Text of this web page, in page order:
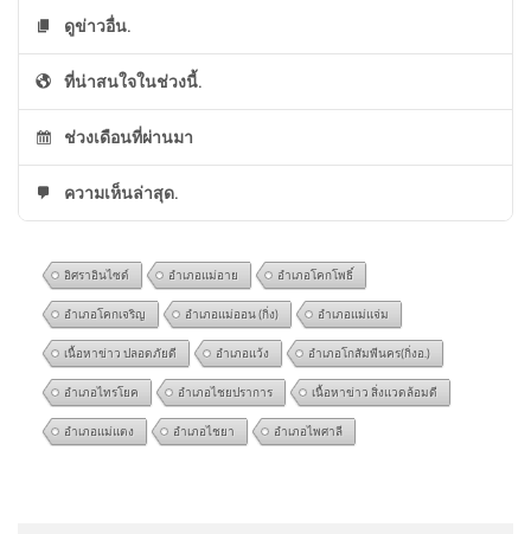
ดูข่าวอื่น.
ที่น่าสนใจในช่วงนี้.
ช่วงเดือนที่ผ่านมา
ความเห็นล่าสุด.
อิศราอินไซด์ อำเภอแม่อาย อำเภอโคกโพธิ์
อำเภอโคกเจริญ อำเภอแม่ออน (กิ่ง) อำเภอแม่แจ่ม
เนื้อหาข่าว ปลอดภัยดี อำเภอแว้ง อำเภอโกสัมพีนคร(กิ่งอ.)
อำเภอไทรโยค อำเภอไชยปราการ เนื้อหาข่าว สิ่งแวดล้อมดี
อำเภอแม่แตง อำเภอไชยา อำเภอไพศาลี